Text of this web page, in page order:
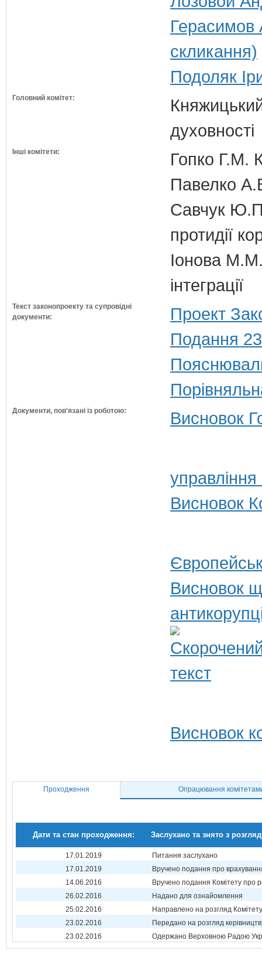
Герасимов
скликання)
Подоляк
Головний комітет:
духовності
Інші комітети:
Гопко Г.М.
Павелко
Савчук Ю.П.
протидії
Іонова М.М.
інтеграції
Текст законопроекту та супровідні
документи:
Проект
Подання
Документи, пов'язані із роботою: Висновок
Висновок
Висновок
Висновок
Проходження Опрацювання
Дати та стан проходження: Заслухано та знято з
17.01.2019
Питання заслухано
17.01.2019
Вручено подання про
14.06.2016
Вручено подання Комітету про
26.02.2016
Надано для ознайомлення
25.02.2016
Направлено на розгляд Комітету
23.02.2016
Передано на розгляд
23.02.2016
Одержано Верховною Радою